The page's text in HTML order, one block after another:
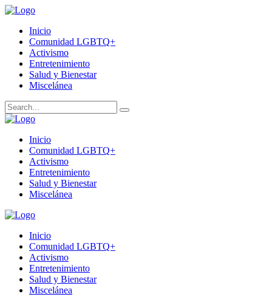
Inicio
Comunidad LGBTQ+
Activismo
Entretenimiento
Salud y Bienestar
Miscelánea
Inicio
Comunidad LGBTQ+
Activismo
Entretenimiento
Salud y Bienestar
Miscelánea
Inicio
Comunidad LGBTQ+
Activismo
Entretenimiento
Salud y Bienestar
Miscelánea